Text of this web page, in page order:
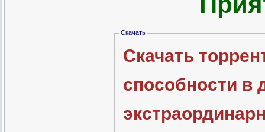
Скачать
Скачать
способности в